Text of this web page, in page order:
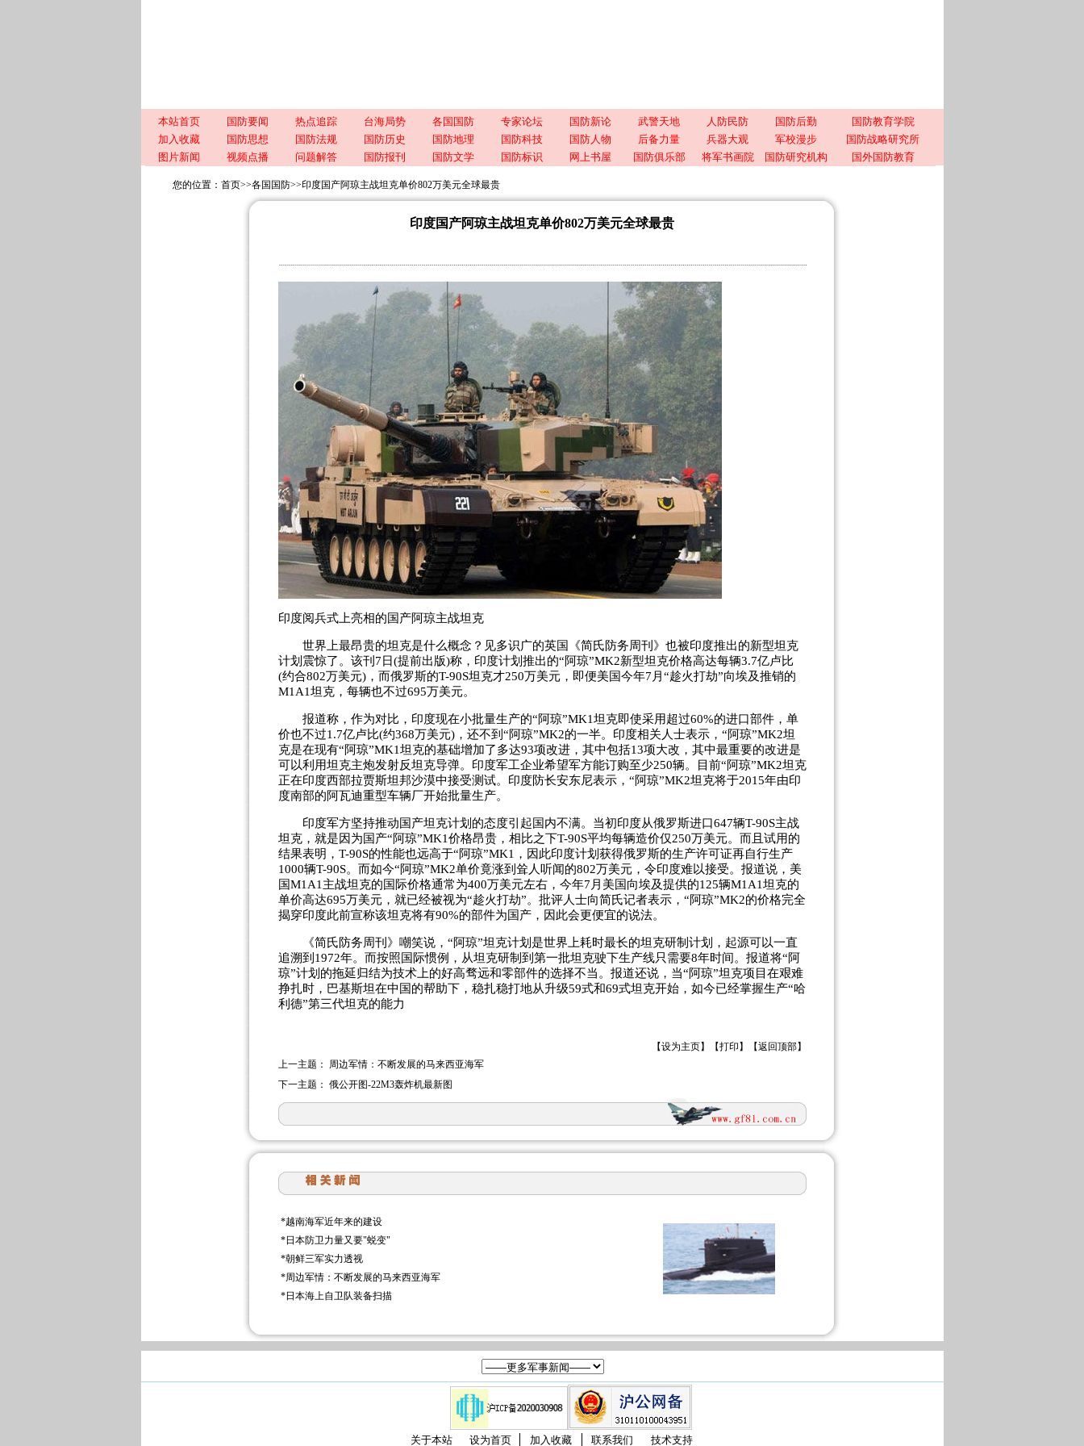
本站首页 国防要闻 热点追踪 台海局势 各国国防 专家论坛 国防新论 武警天地 人防民防 国防后勤
国防教育学院
加入收藏
国防思想 国防法规 国防历史 国防地理 国防科技 国防人物 后备力量 兵器大观 军校漫步
国防战略研究所
图片新闻
视频点播 问题解答 国防报刊 国防文学 国防标识 网上书屋 国防俱乐部 将军书画院 国防研究机构 国外国防教育
您的位置： 首页>>各国国防>>印度国产阿琼主战坦克单价802万美元全球最贵
印度国产阿琼主战坦克单价802万美元全球最贵
印度阅兵式上亮相的国产阿琼主战坦克
世界上最昂贵的坦克是什么概念？见多识广的英国《简氏防务周刊》也被印度推出的新型坦克
计划震惊了。该刊7日(提前出版)称，印度计划推出的“阿琼”MK2新型坦克价格高达每辆3.7亿卢比
(约合802万美元)，而俄罗斯的T-90S坦克才250万美元，即便美国今年7月“趁火打劫”向埃及推销的
M1A1坦克，每辆也不过695万美元。
报道称，作为对比，印度现在小批量生产的“阿琼”MK1坦克即使采用超过60%的进口部件，单
价也不过1.7亿卢比(约368万美元)，还不到“阿琼”MK2的一半。印度相关人士表示，“阿琼”MK2坦
克是在现有“阿琼”MK1坦克的基础增加了多达93项改进，其中包括13项大改，其中最重要的改进是
可以利用坦克主炮发射反坦克导弹。印度军工企业希望军方能订购至少250辆。目前“阿琼”MK2坦克
正在印度西部拉贾斯坦邦沙漠中接受测试。印度防长安东尼表示，“阿琼”MK2坦克将于2015年由印
度南部的阿瓦迪重型车辆厂开始批量生产。
印度军方坚持推动国产坦克计划的态度引起国内不满。当初印度从俄罗斯进口647辆T-90S主战
坦克，就是因为国产“阿琼”MK1价格昂贵，相比之下T-90S平均每辆造价仅250万美元。而且试用的
结果表明，T-90S的性能也远高于“阿琼”MK1，因此印度计划获得俄罗斯的生产许可证再自行生产
1000辆T-90S。而如今“阿琼”MK2单价竟涨到耸人听闻的802万美元，令印度难以接受。报道说，美
国M1A1主战坦克的国际价格通常为400万美元左右，今年7月美国向埃及提供的125辆M1A1坦克的
单价高达695万美元，就已经被视为“趁火打劫”。批评人士向简氏记者表示，“阿琼”MK2的价格完全
揭穿印度此前宣称该坦克将有90%的部件为国产，因此会更便宜的说法。
《简氏防务周刊》嘲笑说，“阿琼”坦克计划是世界上耗时最长的坦克研制计划，起源可以一直
追溯到1972年。而按照国际惯例，从坦克研制到第一批坦克驶下生产线只需要8年时间。报道将“阿
琼”计划的拖延归结为技术上的好高骛远和零部件的选择不当。报道还说，当“阿琼”坦克项目在艰难
挣扎时，巴基斯坦在中国的帮助下，稳扎稳打地从升级59式和69式坦克开始，如今已经掌握生产“哈
利德”第三代坦克的能力
【设为主页】【打印 】【返回顶部】
上一主题：
周边军情：不断发展的马来西亚海军
下一主题： 俄公开图-22M3轰炸机最新图
*越南海军近年来的建设
*日本防卫力量又要"蜕变"
*朝鲜三军实力透视
*周边军情：不断发展的马来西亚海军
*日本海上自卫队装备扫描